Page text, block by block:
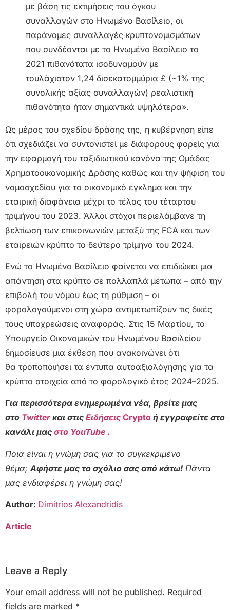
με βάση τις εκτιμήσεις του όγκου
συναλλαγών στο Ηνωμένο Βασίλειο, οι
παράνομες συναλλαγές κρυπτονομισμάτων
που συνδέονται με το Ηνωμένο Βασίλειο το
2021 πιθανότατα ισοδυναμούν με
τουλάχιστον 1,24 δισεκατομμύρια £ (~1% της
συνολικής αξίας συναλλαγών) ρεαλιστική
πιθανότητα ήταν σημαντικά υψηλότερα».
Ως μέρος του σχεδίου δράσης της, η κυβέρνηση είπε
ότι σχεδιάζει να συντονιστεί με διάφορους φορείς για
την εφαρμογή του ταξιδιωτικού κανόνα της Ομάδας
Χρηματοοικονομικής Δράσης καθώς και την ψήφιση του
νομοσχεδίου για το οικονομικό έγκλημα και την
εταιρική διαφάνεια μέχρι το τέλος του τέταρτου
τριμήνου του 2023. Άλλοι στόχοι περιελάμβανε τη
βελτίωση των επικοινωνιών μεταξύ της FCA και των
εταιρειών κρύπτο το δεύτερο τρίμηνο του 2024.
Ενώ το Ηνωμένο Βασίλειο φαίνεται να επιδιώκει μια
απάντηση στα κρύπτο σε πολλαπλά μέτωπα – από την
επιβολή του νόμου έως τη ρύθμιση – οι
φορολογούμενοι στη χώρα αντιμετωπίζουν τις δικές
τους υποχρεώσεις αναφοράς. Στις 15 Μαρτίου, το
Υπουργείο Οικονομικών του Ηνωμένου Βασιλείου
δημοσίευσε μια έκθεση που ανακοινώνει ότι
θα τροποποιήσει τα έντυπα αυτοαξιολόγησης για τα
κρύπτο στοιχεία από το φορολογικό έτος 2024–2025.
Για περισσότερα ενημερωμένα νέα, βρείτε μας
στο Twitter και στις Ειδήσεις Crypto ή εγγραφείτε στο
κανάλι μας στο YouTube .
Ποια είναι η γνώμη σας για το συγκεκριμένο
θέμα; Αφήστε μας το σχόλιο σας από κάτω! Πάντα
μας ενδιαφέρει η γνώμη σας!
Author: Dimitrios Alexandridis
Article
Leave a Reply
Your email address will not be published. Required
fields are marked *